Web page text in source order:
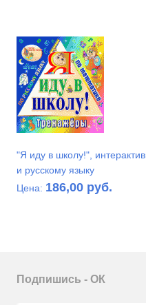
"Я иду в школу!",
и русскому языку
Цена: 186,00 руб.
Подпишись - ОК